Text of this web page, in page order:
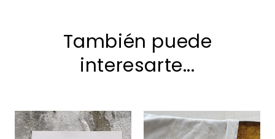
También puede
interesarte...